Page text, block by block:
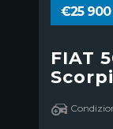
€25 900
FIAT